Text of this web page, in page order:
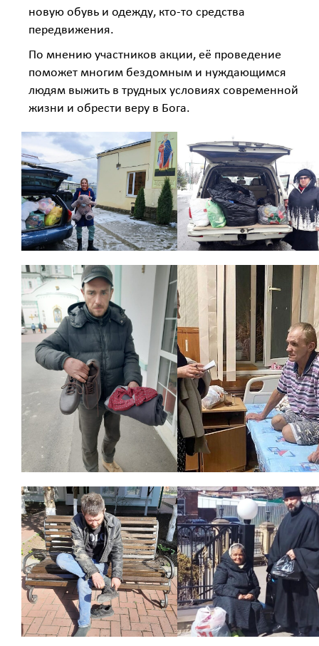
новую обувь и одежду, кто-то средства
передвижения.
По мнению участников акции, её проведение
поможет многим бездомным и нуждающимся
людям выжить в трудных условиях современной
жизни и обрести веру в Бога.